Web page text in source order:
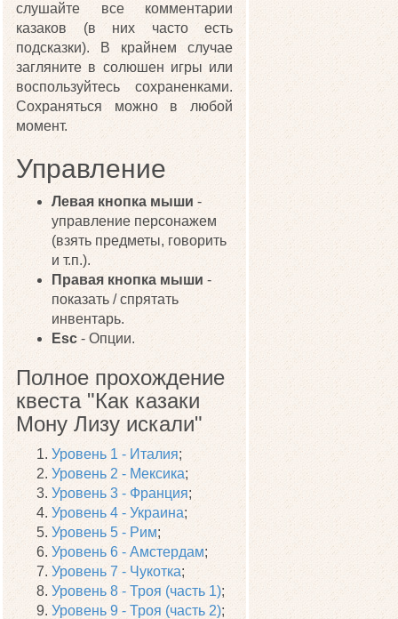
слушайте все комментарии
казаков (в них часто есть
подсказки). В крайнем случае
загляните в солюшен игры или
воспользуйтесь сохраненками.
Сохраняться можно в любой
момент.
Управление
Левая кнопка мыши -
управление персонажем
(взять предметы, говорить
и т.п.).
Правая кнопка мыши -
показать / спрятать
инвентарь.
Esc - Опции.
Полное прохождение
квеста "Как казаки
Мону Лизу искали"
Уровень 1 - Италия;
Уровень 2 - Мексика;
Уровень 3 - Франция;
Уровень 4 - Украина;
Уровень 5 - Рим;
Уровень 6 - Амстердам;
Уровень 7 - Чукотка;
Уровень 8 - Троя (часть 1);
Уровень 9 - Троя (часть 2);